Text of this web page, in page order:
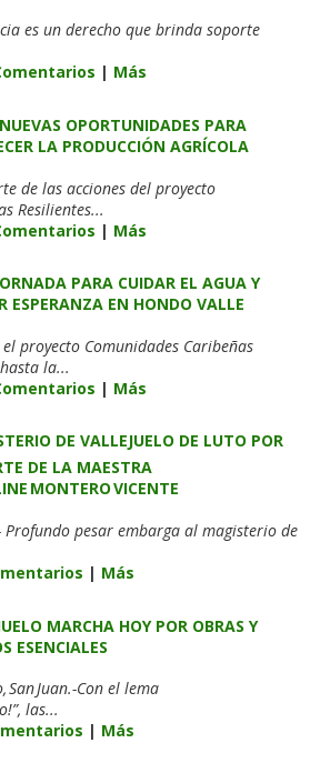
es un derecho que brinda soporte
| Más
OPORTUNIDADES PARA
LA PRODUCCIÓN AGRÍCOLA
de las acciones del proyecto
Resilientes...
| Más
PARA CUIDAR EL AGUA Y
ESPERANZA EN HONDO VALLE
proyecto Comunidades Caribeñas
la...
| Más
DE VALLEJUELO DE LUTO POR
DE LA MAESTRA
MONTERO VICENTE
Profundo pesar embarga al magisterio de
| Más
MARCHA HOY POR OBRAS Y
ESENCIALES
San Juan.-Con el lema
las...
| Más